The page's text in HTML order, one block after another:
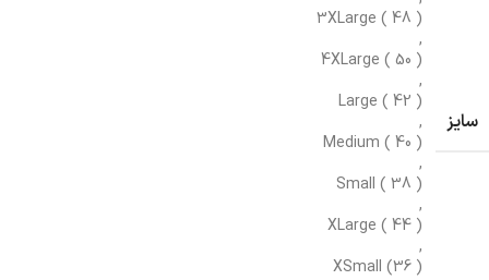
سایز
3XLarge ( 48 )
,
4XLarge ( 50 )
,
Large ( 42 )
,
Medium ( 40 )
,
Small ( 38 )
,
XLarge ( 44 )
,
XSmall (36 )